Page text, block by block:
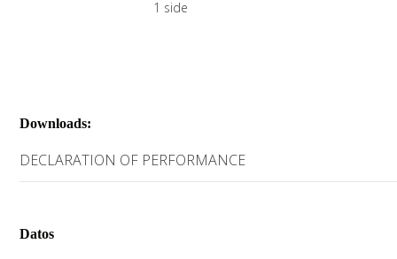
Downloads:
DECLARATION OF PERFORMANCE
Datos